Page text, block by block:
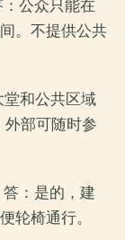
：公众只能在
。不提供公共
堂和公共区域
部可随时参
答：是的，建
轮椅通行。